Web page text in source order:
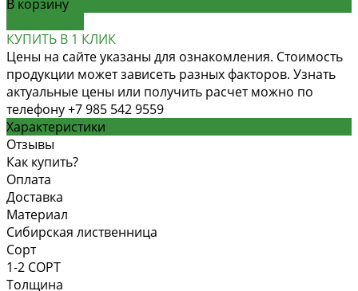
В корзину
КУПИТЬ В 1 КЛИК
Цены на сайте указаны для ознакомления. Стоимость
продукции может зависеть разных факторов. Узнать
актуальные цены или получить расчет можно по
телефону +7 985 542 9559
Характеристики
Отзывы
Как купить?
Оплата
Доставка
Материал
Сибирская лиственница
Сорт
1-2 СОРТ
Толщина